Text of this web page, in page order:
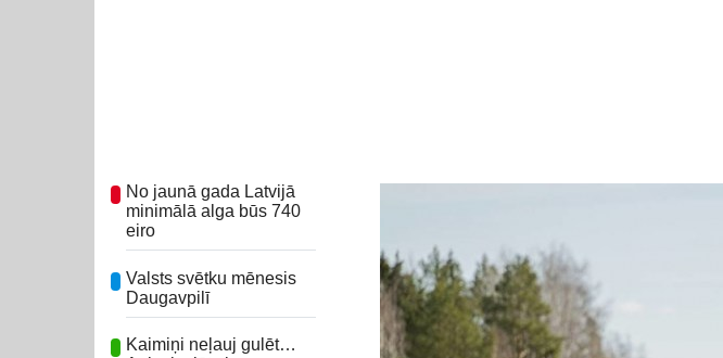
No jaunā gada Latvijā
minimālā alga būs 740
eiro
Valsts svētku mēnesis
Daugavpilī
Kaimiņi neļauj gulēt…